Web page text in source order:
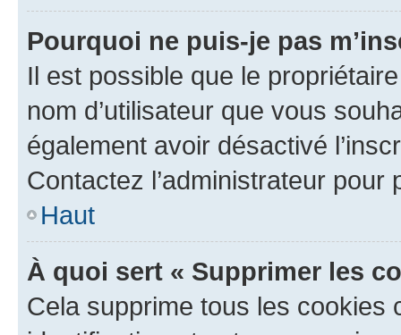
Pourquoi ne puis-je pas
Il est possible que le
nom d’utilisateur que vous
également avoir désactivé
Contactez l’administrateur
Haut
À quoi sert « Supprimer les
Cela supprime tous les cookies